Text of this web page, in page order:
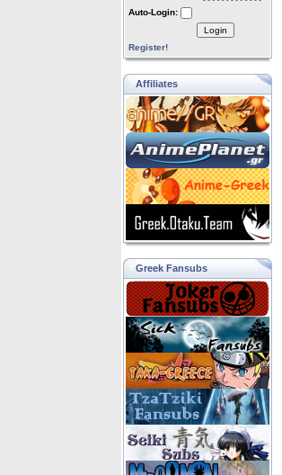
Auto-Login:
Login
Register!
Affiliates
Greek Fansubs